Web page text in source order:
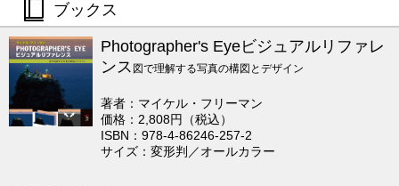
ニュース
特集
連載
ブックス
Photographer's Eyeビジュアルリファレ
ンス 図で理解する写真の構図とデザイン
著者：マイケル・フリーマン
価格：2,808円（税込）
ISBN：978-4-86246-257-2
サイズ：変形判／オールカラー